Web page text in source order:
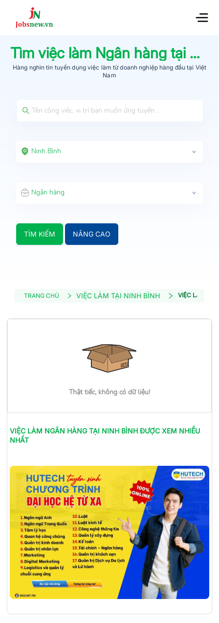
Tìm việc làm Ngân hàng tại
Hàng nghìn tin tuyển dụng việc làm từdoanh nghiệp hàng đầu tại Việt
Nam
Ninh Bình
Ngân hàng
TÌM KIẾM NÂNG CAO
TRANG CHỦ VIỆC LÀM TẠI NINH BÌNH VIỆC LÀM
Thật tiếc, không có dữ liệu!
VIỆC LÀM NGÂN HÀNGTẠI NINH BÌNH ĐƯỢC XEM NHIỀU
NHẤT